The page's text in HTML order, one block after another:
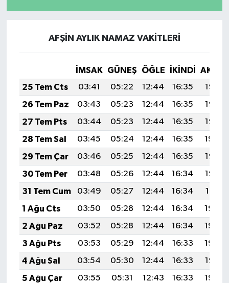
AFŞİN AYLIK NAMAZ VAKITLERI
İMSAK GÜNEŞ ÖĞLE İKINDI
25 Tem Cts
03:41 05:22 12:44 16:35
19:56
26 Tem Paz
03:43 05:23 12:44 16:35
19:55
27 Tem Pts
03:44 05:23 12:44 16:35
19:55
28 Tem Sal
03:45 05:24 12:44 16:35
19:54
29 Tem Çar
03:46 05:25 12:44 16:35
19:53
30 Tem Per
03:48 05:26 12:44 16:34
19:52
31 Tem Cum
03:49 05:27 12:44 16:34
19:51
1 Ağu Cts
03:50 05:28 12:44 16:34
19:50
2 Ağu Paz
03:52 05:28 12:44 16:34
19:49
3 Ağu Pts
03:53 05:29 12:44 16:33
19:48
4 Ağu Sal
03:54 05:30 12:44 16:33
19:47
5 Ağu Çar
03:55 05:31 12:43 16:33
19:46